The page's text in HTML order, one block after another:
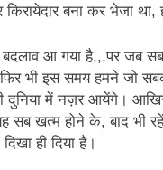
बना कर भेजा
आ गया है,,,पर जब
भी इस समय हमने जो
पूरी दुनिया में नज़र आयेंगे।
सब खत्म होने के, बाद भी
ही दिया है।